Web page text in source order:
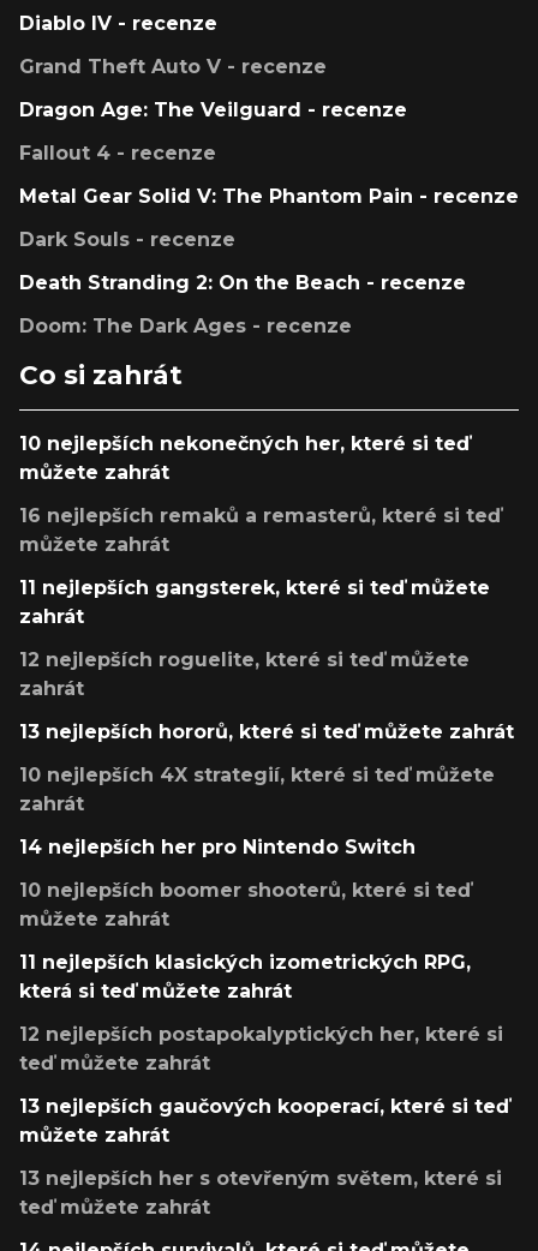
Diablo IV - recenze
Grand Theft Auto V - recenze
Dragon Age: The Veilguard - recenze
Fallout 4 - recenze
Metal Gear Solid V: The Phantom Pain - recenze
Dark Souls - recenze
Death Stranding 2: On the Beach - recenze
Doom: The Dark Ages - recenze
Co si zahrát
10 nejlepších nekonečných her, které si teď
můžete zahrát
16 nejlepších remaků a remasterů, které si teď
můžete zahrát
11 nejlepších gangsterek, které si teď můžete
zahrát
12 nejlepších roguelite, které si teď můžete
zahrát
13 nejlepších hororů, které si teď můžete zahrát
10 nejlepších 4X strategií, které si teď můžete
zahrát
14 nejlepších her pro Nintendo Switch
10 nejlepších boomer shooterů, které si teď
můžete zahrát
11 nejlepších klasických izometrických RPG,
která si teď můžete zahrát
12 nejlepších postapokalyptických her, které si
teď můžete zahrát
13 nejlepších gaučových kooperací, které si teď
můžete zahrát
13 nejlepších her s otevřeným světem, které si
teď můžete zahrát